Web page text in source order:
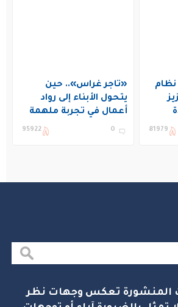
نظام
81979
«تاجر غراس».. حين
يتحول الأبناء إلى رواد
أعمال في تجربة ملهمة
بنادي غراس الصيفي
0
95922
المنشورة تعكس وجهات نظر